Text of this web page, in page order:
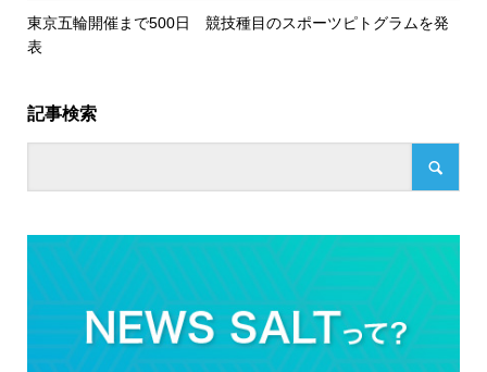
東京五輪開催まで500日 競技種目のスポーツピトグラムを発
表
記事検索